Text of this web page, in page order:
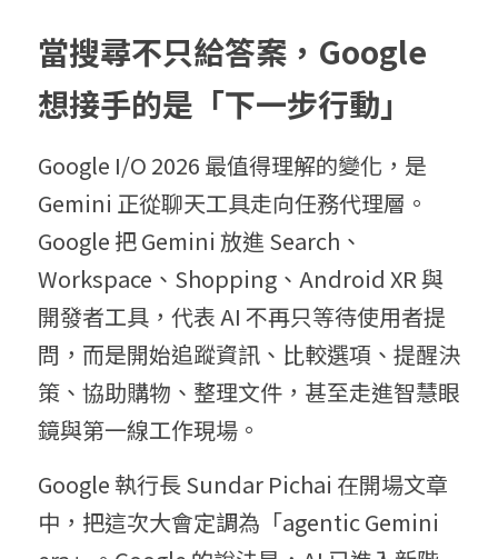
當搜尋不只給答案，Google
想接手的是「下一步行動」
Google I/O 2026 最值得理解的變化，是
Gemini 正從聊天工具走向任務代理層。
Google 把 Gemini 放進 Search、
Workspace、Shopping、Android XR 與
開發者工具，代表 AI 不再只等待使用者提
問，而是開始追蹤資訊、比較選項、提醒決
策、協助購物、整理文件，甚至走進智慧眼
鏡與第一線工作現場。
Google 執行長 Sundar Pichai 在開場文章
中，把這次大會定調為「agentic Gemini